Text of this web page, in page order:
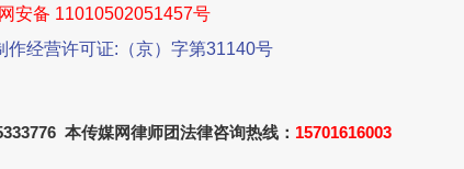
安备 11010502051457号
作经营许可证:（京）字第31140号
本传媒网律师团法律咨询热线： 15701616003